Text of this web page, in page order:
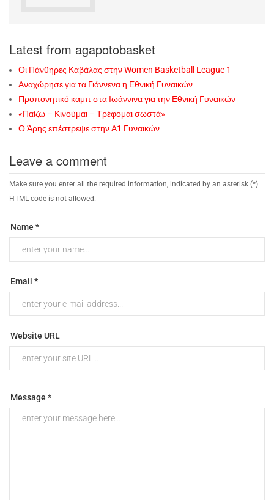
Latest from agapotobasket
Οι Πάνθηρες Καβάλας στην Women Basketball League 1
Αναχώρησε για τα Γιάννενα η Εθνική Γυναικών
Προπονητικό καμπ στα Ιωάννινα για την Εθνική Γυναικών
«Παίζω – Κινούμαι – Τρέφομαι σωστά»
Ο Άρης επέστρεψε στην Α1 Γυναικών
Leave a comment
Make sure you enter all the required information, indicated by an asterisk (*).
HTML code is not allowed.
Name *
Email *
Website URL
Message *